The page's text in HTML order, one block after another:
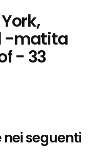
-matita
- 33
seguenti